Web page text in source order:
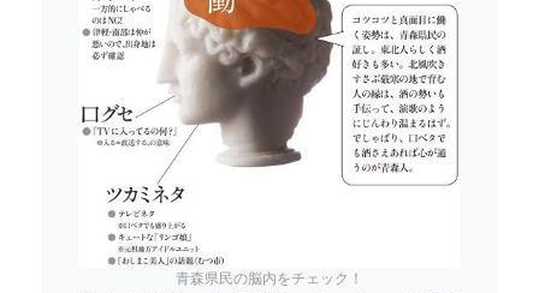
青森県民の脳内をチェック！